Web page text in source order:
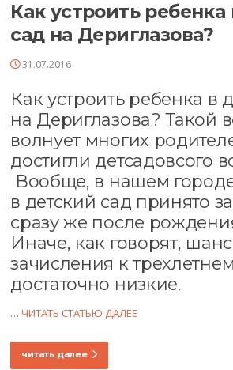
Как устроить ребенка
сад на Дериглазова?
31.07.2016
Как устроить ребенка в
на Дериглазова? Такой
волнует многих
достигли детсадовсого
Вообще, в нашем
в детский сад принято
сразу же после
Иначе, как говорят,
зачисления к
достаточно низкие.
…ЧИТАТЬ СТАТЬЮ ДАЛЕЕ
читать далее